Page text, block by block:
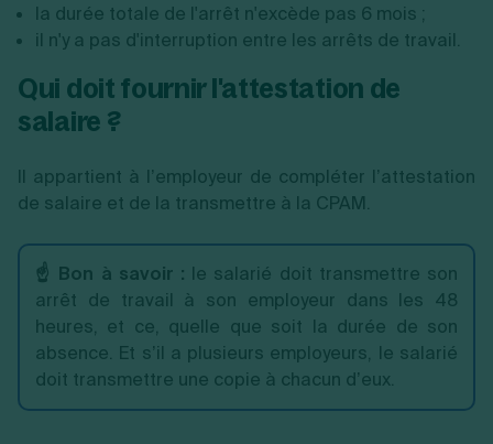
la durée totale de l'arrêt n'excède pas 6 mois ;
il n'y a pas d'interruption entre les arrêts de travail.
Qui doit fournir l'attestation de
salaire ?
Il appartient à l’employeur de compléter l’attestation
de salaire et de la transmettre à la CPAM.
☝️ Bon à savoir : le salarié doit transmettre son
arrêt de travail à son employeur dans les 48
heures, et ce, quelle que soit la durée de son
absence. Et s’il a plusieurs employeurs, le salarié
doit transmettre une copie à chacun d’eux.